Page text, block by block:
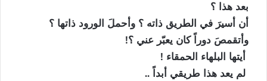
بعد هذا ؟
أن أسيرَ في الطريق ذاته ؟ وأحملَ الورود ذاتها ؟
وأتقمصَ دوراً كان يعبّر عني ؟!
أيتها البلهاء الحمقاء !
لم يعد هذا طريقي أبداً ..